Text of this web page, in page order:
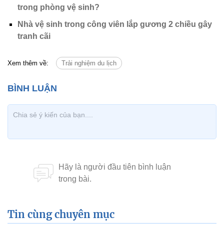
trong phòng vệ sinh?
Nhà vệ sinh trong công viên lắp gương 2 chiều gây
tranh cãi
Xem thêm về: Trải nghiệm du lịch
Tin cùng chuyên mục